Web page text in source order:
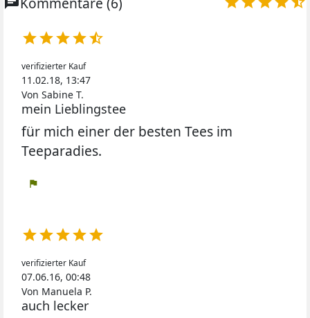

verifizierter Kauf
11.02.18, 13:47
Von Sabine T.
mein Lieblingstee
für mich einer der besten Tees im
Teeparadies.
flag

verifizierter Kauf
07.06.16, 00:48
Von Manuela P.
auch lecker